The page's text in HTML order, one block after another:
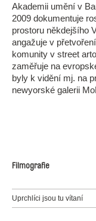
Akademii umění v
2009 dokumentuje
prostoru někdejšího
angažuje v
komunity v street
zaměřuje na
byly k vidění mj. na
newyorské galerii
Filmografie
Uprchlíci jsou tu vítaní